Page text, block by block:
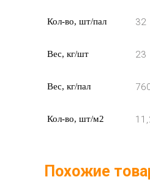
Кол-во, шт/пал 32
Вес, кг/шт 23
Вес, кг/пал
Кол-во, шт/м2
Похожие